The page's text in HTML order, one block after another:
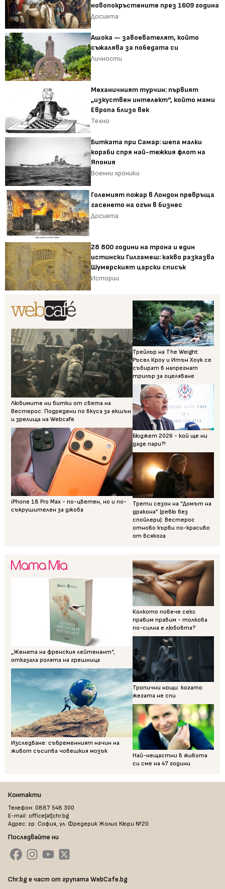
новопокръстените през 1609 година
Досиета
Ашока — завоевателят, който
съжалява за победата си
Личности
Механичният турчин: първият
„изкуствен интелект“, който мами
Европа близо век
Техно
Битката при Самар: шепа малки
кораби спря най-тежкия флот на
Япония
Военни хроники
Големият пожар в Лондон превръща
гасенето на огън в бизнес
Досиета
28 800 години на трона и един
истински Гилгамеш: какво разказва
Шумерският царски списък
Истории
Любимите ни битки от света на
Вестерос: Подредени по вкуса за екшън
и зрелища на Webcafe
iPhone 18 Pro Max - по-цветен, но и по-
съкрушителен за джоба
Трейлър на The Weight:
Ръсел Кроу и Итън Хоук се
събират в напрегнат
трилър за оцеляване
Бюджет 2026 - кой ще ни
даде пари?!
Трети сезон на “Домът на
дракона” (ревю без
спойлери): Вестерос
отново кърви по-красиво
от всякога
„Жената на френския лейтенант“,
отказала ролята на грешница
Изследване: съвременният начин на
живот съсипва човешкия мозък
Колкото повече секс
правим правим - толкова
по-силна е любовта?
Тропични нощи: когато
жегата не спи
Най-нещастни в живота
си сме на 47 години
Контакти
Телефон: 0887 548 300
E-mail: office[at]chr.bg
Адрес: гр. София, ул. Фредерик Жолио Кюри №20
Последвайте ни
Chr.bg е част от групата WebCafe.bg